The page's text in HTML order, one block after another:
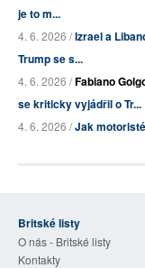
je to m...
4. 6. 2026 /Izrael a
Trump se s...
4. 6. 2026 /Fabiano
se kriticky vyjádřil o Tr...
4. 6. 2026 /Jak
Britské listy
O nás - Britské listy
Kontakty